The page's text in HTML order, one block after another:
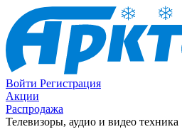
Войти Регистрация
Акции
Распродажа
Телевизоры, аудио и видео техника